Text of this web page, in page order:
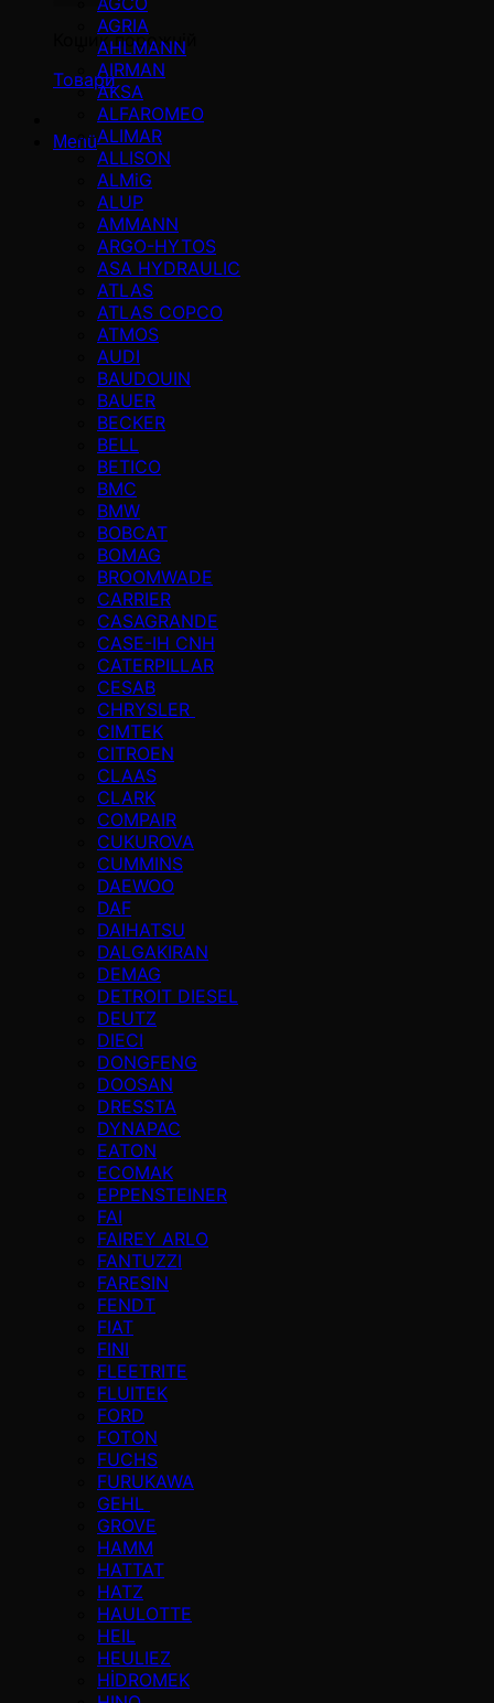
Кошик порожній
Товари
Menü
AGRIA
AHLMANN
AIRMAN
AKSA
ALFAROMEO
ALIMAR
ALLISON
ALMiG
ALUP
AMMANN
ARGO-HYTOS
ASA HYDRAULIC
ATLAS
ATLAS COPCO
ATMOS
AUDI
BAUDOUIN
BAUER
BECKER
BELL
BETICO
BMC
BMW
BOBCAT
BOMAG
BROOMWADE
CARRIER
CASAGRANDE
CASE-IH CNH
CATERPILLAR
CESAB
CHRYSLER
CIMTEK
CITROEN
CLAAS
CLARK
COMPAIR
CUKUROVA
CUMMINS
DAEWOO
DAF
DAIHATSU
DALGAKIRAN
DEMAG
DETROIT DIESEL
DEUTZ
DIECI
DONGFENG
DOOSAN
DRESSTA
DYNAPAC
EATON
ECOMAK
EPPENSTEINER
FAI
FAIREY ARLO
FANTUZZI
FARESIN
FENDT
FIAT
FINI
FLEETRITE
FLUITEK
FORD
FOTON
FUCHS
FURUKAWA
GEHL
GROVE
HAMM
HATTAT
HATZ
HAULOTTE
HEIL
HEULIEZ
HİDROMEK